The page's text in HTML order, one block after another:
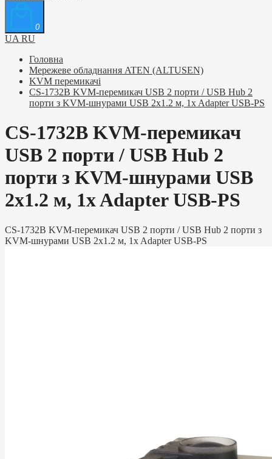
0
UA RU
Головна
Мережеве обладнання ATEN (ALTUSEN)
KVM перемикачі
CS-1732B KVM-перемикач USB 2 порти / USB Hub 2
порти з KVM-шнурами USB 2х1.2 м, 1x Adapter USB-PS
CS-1732B KVM-перемикач
USB 2 порти / USB Hub 2
порти з KVM-шнурами USB
2х1.2 м, 1x Adapter USB-PS
CS-1732B KVM-перемикач USB 2 порти / USB Hub 2 порти з
KVM-шнурами USB 2х1.2 м, 1x Adapter USB-PS